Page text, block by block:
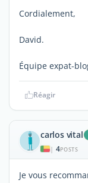
Cordialement,
David.
Équipe expat-
Réagir
carlos vital
| 4POSTS
Je vous